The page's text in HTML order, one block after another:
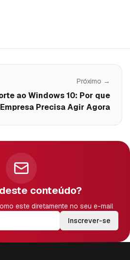
Próximo →
ao Windows 10: Por que
Precisa Agir Agora
conteúdo?
este diretamente no seu e-mail
Inscrever-se